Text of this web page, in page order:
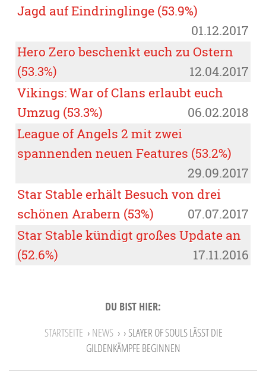
Jagd auf Eindringlinge (53.9%)
01.12.2017
Hero Zero beschenkt euch zu Ostern
(53.3%)
12.04.2017
Vikings: War of Clans erlaubt euch
Umzug (53.3%)
06.02.2018
League of Angels 2 mit zwei
spannenden neuen Features (53.2%)
29.09.2017
Star Stable erhält Besuch von drei
schönen Arabern (53%)
07.07.2017
Star Stable kündigt großes Update an
(52.6%)
17.11.2016
DU BIST HIER:
STARTSEITE › NEWS › › SLAYER OF SOULS LÄSST DIE
GILDENKÄMPFE BEGINNEN